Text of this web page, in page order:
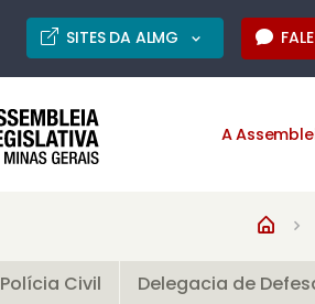
SITES DA ALMG
A
Polícia Civil Delegacia de